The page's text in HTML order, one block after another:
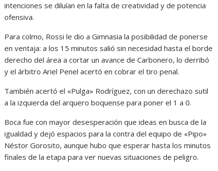
intenciones se diluían en la falta de creatividad y de potencia
ofensiva.
Para colmo, Rossi le dio a Gimnasia la posibilidad de ponerse
en ventaja: a los 15 minutos salió sin necesidad hasta el borde
derecho del área a cortar un avance de Carbonero, lo derribó
y el árbitro Ariel Penel acertó en cobrar el tiro penal.
También acertó el «Pulga» Rodríguez, con un derechazo sutil
a la izquierda del arquero boquense para poner el 1 a 0.
Boca fue con mayor desesperación que ideas en busca de la
igualdad y dejó espacios para la contra del equipo de «Pipo»
Néstor Gorosito, aunque hubo que esperar hasta los minutos
finales de la etapa para ver nuevas situaciones de peligro.